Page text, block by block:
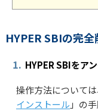
HYPER SBIの完
1. HYPER SBIをア
操作方法について
インストール 」の